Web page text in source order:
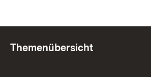
Themenübersicht